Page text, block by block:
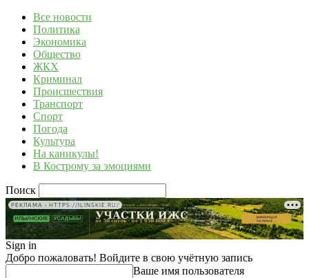
Все новости
Политика
Экономика
Общество
ЖКХ
Криминал
Происшествия
Транспорт
Спорт
Погода
Культура
На каникулы!
В Кострому за эмоциями
Поиск
РЕКЛАМА • HTTPS://ILINSKIE.RU/
Sign in
Добро пожаловать! Войдите в свою учётную запись
Ваше имя пользователя